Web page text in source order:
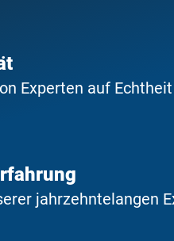
Experten auf
jahrzehntelangen